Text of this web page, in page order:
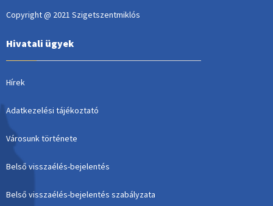
Copyright @ 2021 Szigetszentmiklós
Hivatali ügyek
Hírek
Adatkezelési tájékoztató
Városunk története
Belső visszaélés-bejelentés
Belső visszaélés-bejelentés szabályzata